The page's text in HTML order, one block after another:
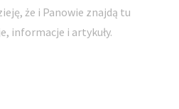
że i Panowie znajdą tu
informacje i artykuły.